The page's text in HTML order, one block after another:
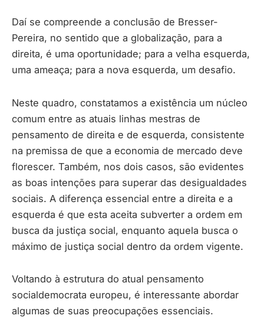
Daí se compreende a conclusão de Bresser-
Pereira, no sentido que a globalização, para a
direita, é uma oportunidade; para a velha esquerda,
uma ameaça; para a nova esquerda, um desafio.
Neste quadro, constatamos a existência um núcleo
comum entre as atuais linhas mestras de
pensamento de direita e de esquerda, consistente
na premissa de que a economia de mercado deve
florescer. Também, nos dois casos, são evidentes
as boas intenções para superar das desigualdades
sociais. A diferença essencial entre a direita e a
esquerda é que esta aceita subverter a ordem em
busca da justiça social, enquanto aquela busca o
máximo de justiça social dentro da ordem vigente.
Voltando à estrutura do atual pensamento
socialdemocrata europeu, é interessante abordar
algumas de suas preocupações essenciais.